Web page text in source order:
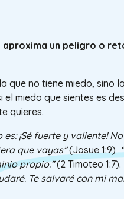
aproxima un peligro o
que no tiene miedo, sino
miedo que sientes es
quieres.
es: ¡Sé fuerte y valiente!
que vayas”(Josue 1:9)
propio.”(2 Timoteo 1:7).
Te salvaré con mi